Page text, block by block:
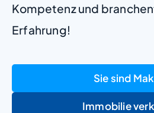
Kompetenz und
Erfahrung!
Sie sind
Immobilie